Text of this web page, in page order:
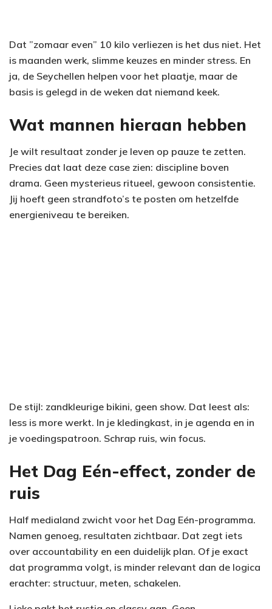
Dat ”zomaar even” 10 kilo verliezen is het dus niet. Het
is maanden werk, slimme keuzes en minder stress. En
ja, de Seychellen helpen voor het plaatje, maar de
basis is gelegd in de weken dat niemand keek.
Wat mannen hieraan hebben
Je wilt resultaat zonder je leven op pauze te zetten.
Precies dat laat deze case zien: discipline boven
drama. Geen mysterieus ritueel, gewoon consistentie.
Jij hoeft geen strandfoto’s te posten om hetzelfde
energieniveau te bereiken.
De stijl: zandkleurige bikini, geen show. Dat leest als:
less is more werkt. In je kledingkast, in je agenda en in
je voedingspatroon. Schrap ruis, win focus.
Het Dag Eén-effect, zonder de
ruis
Half medialand zwicht voor het Dag Eén-programma.
Namen genoeg, resultaten zichtbaar. Dat zegt iets
over accountability en een duidelijk plan. Of je exact
dat programma volgt, is minder relevant dan de logica
erachter: structuur, meten, schakelen.